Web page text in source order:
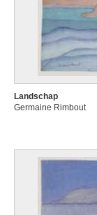
Landschap
Germaine Rimbout